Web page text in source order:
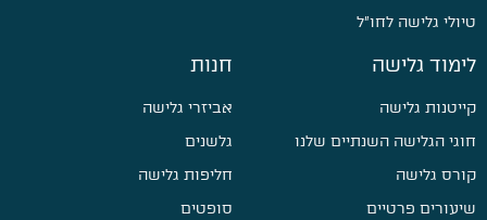
טיולי גלישה לחו״ל
לימוד גלישה
קייטנות גלישה
חוגי הגלישה השנתיים שלנו
קורס גלישה
שיעורים פרטיים
חנות
אביזרי גלישה
גלשנים
חליפות גלישה
סופטים